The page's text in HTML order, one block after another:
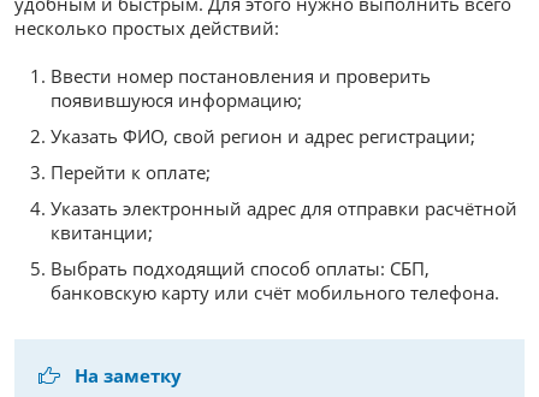
несколько простых действий:
Ввести номер постановления и проверить
появившуюся информацию;
Указать ФИО, свой регион и адрес регистрации;
Перейти к оплате;
Указать электронный адрес для отправки расчётной
квитанции;
Выбрать подходящий способ оплаты: СБП,
банковскую карту или счёт мобильного телефона.
На заметку